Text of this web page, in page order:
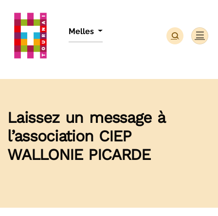
Melles
Laissez un message à
l’association CIEP
WALLONIE PICARDE